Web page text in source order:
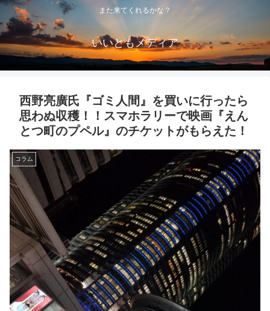
また来てくれるかな？
いいともメディア
西野亮廣氏『ゴミ人間』を買いに行ったら
思わぬ収穫！！スマホラリーで映画『えん
とつ町のプペル』のチケットがもらえた！
コラム